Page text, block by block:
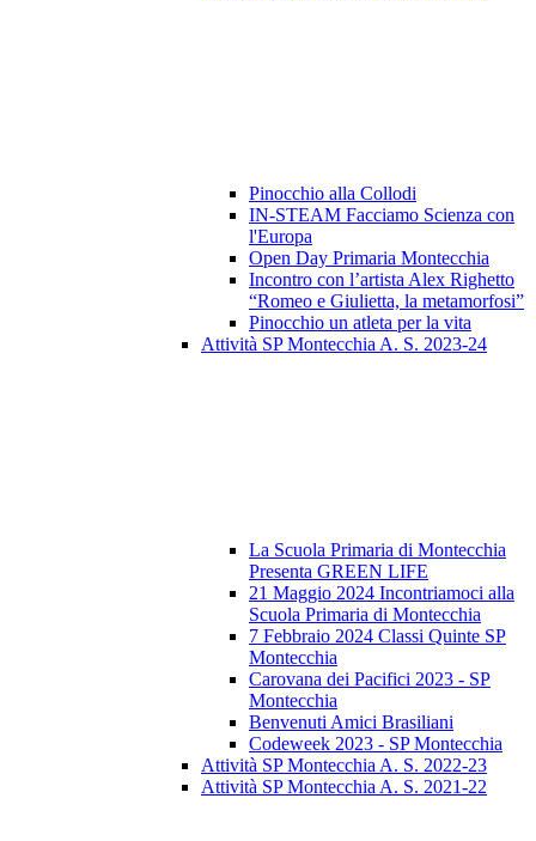
Pinocchio alla Collodi
IN-STEAM Facciamo Scienza con
l'Europa
Open Day Primaria Montecchia
Incontro con l’artista Alex Righetto
“Romeo e Giulietta, la metamorfosi”
Pinocchio un atleta per la vita
Attività SP Montecchia A. S. 2023-24
La Scuola Primaria di Montecchia
Presenta GREEN LIFE
21 Maggio 2024 Incontriamoci alla
Scuola Primaria di Montecchia
7 Febbraio 2024 Classi Quinte SP
Montecchia
Carovana dei Pacifici 2023 - SP
Montecchia
Benvenuti Amici Brasiliani
Codeweek 2023 - SP Montecchia
Attività SP Montecchia A. S. 2022-23
Attività SP Montecchia A. S. 2021-22